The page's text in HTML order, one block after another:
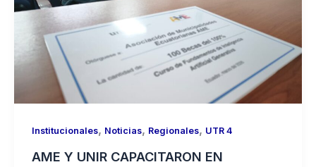
Institucionales, Noticias, Regionales, UTR 4
AME Y UNIR CAPACITARON EN